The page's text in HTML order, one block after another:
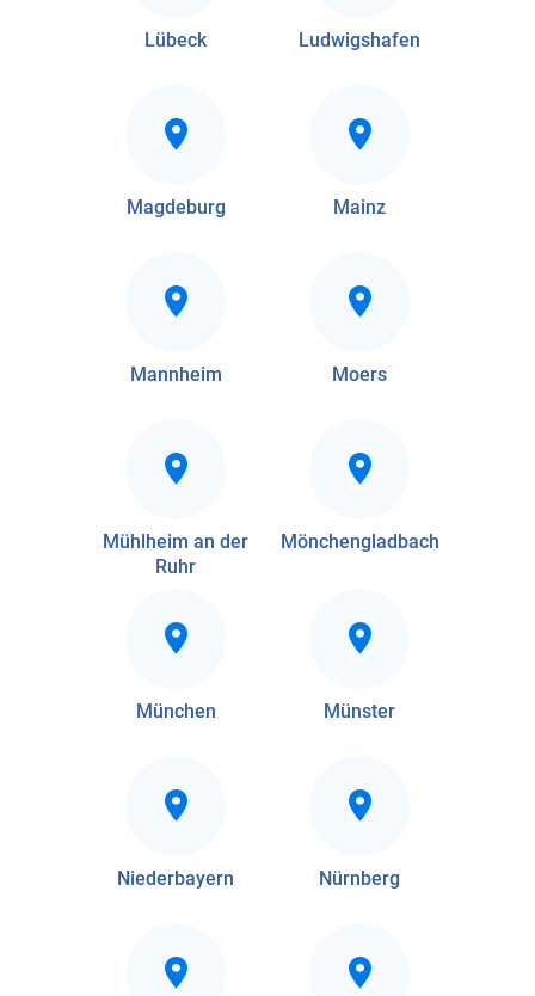
Lübeck Ludwigshafen
Magdeburg Mainz
Mannheim Moers
Mühlheim an der
Ruhr
Mönchengladbach
München Münster
Niederbayern Nürnberg